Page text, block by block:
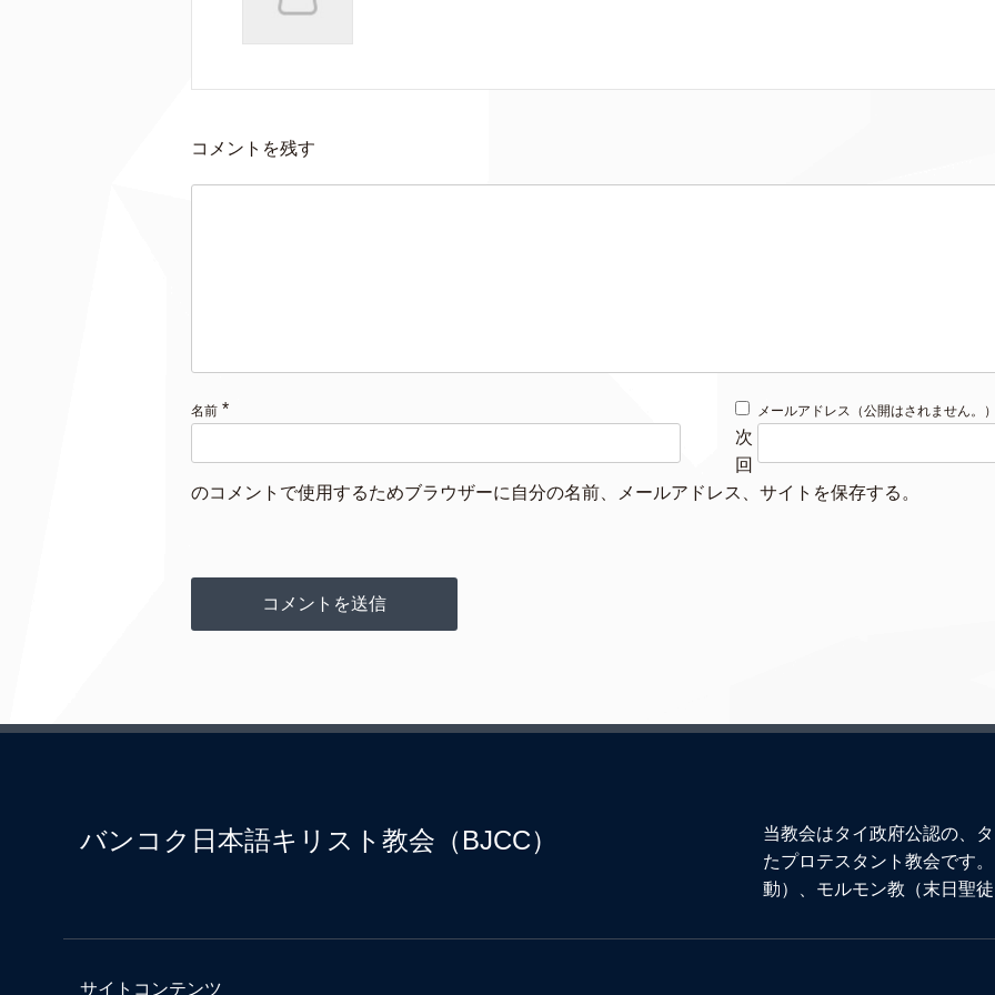
コメントを残す
名前 * メールアドレス（公開はされません。
次
回
のコメントで使用するためブラウザーに自分の名前、メールアドレス、サイトを保存する。
バンコク日本語キリスト教会（BJCC）
当教会はタイ政府公認の、
たプロテスタント教会です
動）、モルモン教（末日聖
サイトコンテンツ